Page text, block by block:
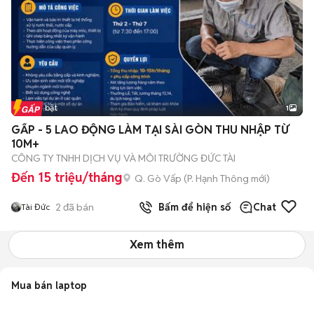
Tin nổi bật 1
GẤP - 5 LAO ĐỘNG LÀM TẠI SÀI GÒN THU NHẬP TỪ
10M+
CÔNG TY TNHH DỊCH VỤ VÀ MÔI TRƯỜNG ĐỨC TÀI
Đến 15 triệu/tháng Q. Gò Vấp (P. Hạnh Thông mới)
Tài Đức 2 đã bán Bấm để hiện số Chat
Xem thêm
Mua bán laptop